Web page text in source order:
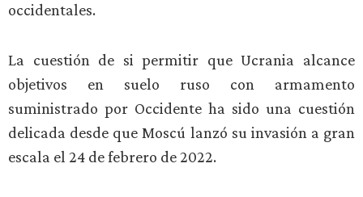
occidentales.
La cuestión de si permitir que Ucrania alcance
objetivos en suelo ruso con armamento
suministrado por Occidente ha sido una cuestión
delicada desde que Moscú lanzó su invasión a gran
escala el 24 de febrero de 2022.